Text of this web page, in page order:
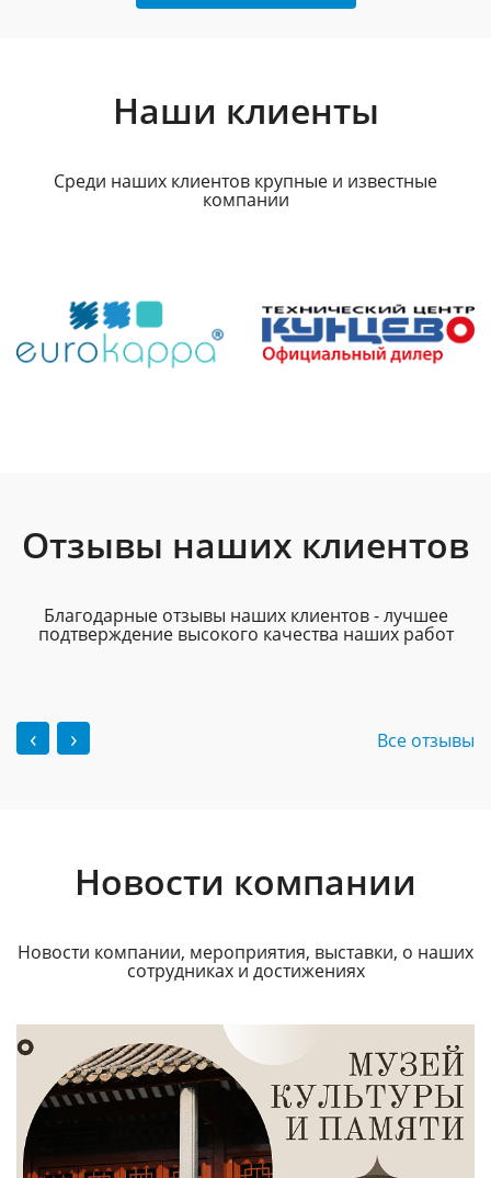
Наши клиенты
Среди наших клиентов крупные и известные
компании
Отзывы наших клиентов
Благодарные отзывы наших клиентов - лучшее
подтверждение высокого качества наших работ
‹ › Все отзывы
Новости компании
Новости компании, мероприятия, выставки, о наших
сотрудниках и достижениях